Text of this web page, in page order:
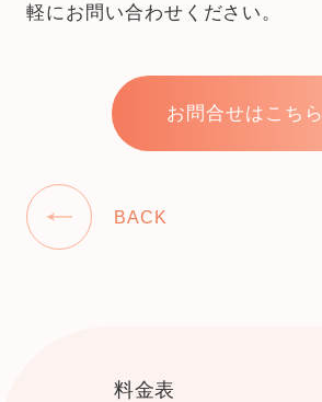
軽にお問い合わせください。
お問合せはこちら
BACK
料金表